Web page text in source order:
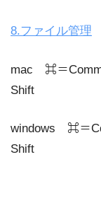
8.ファイル管理
mac ⌘＝
Shift
windows ⌘＝
Shift